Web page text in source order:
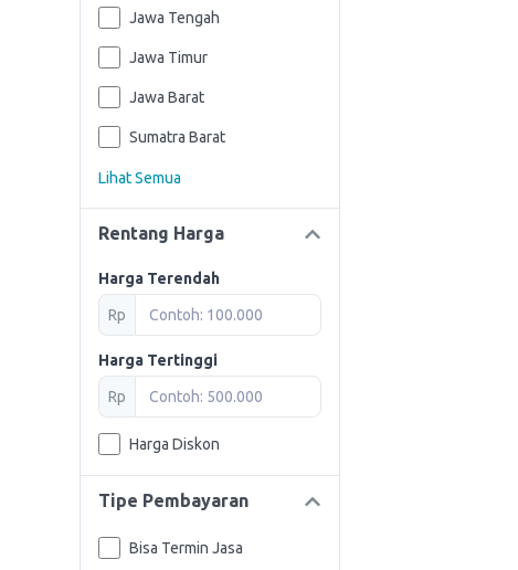
Jawa Tengah
Jawa Timur
Jawa Barat
Sumatra Barat
Lihat Semua
Rentang Harga
Harga Terendah
Rp
Harga Tertinggi
Rp
Harga Diskon
Tipe Pembayaran
Bisa Termin Jasa